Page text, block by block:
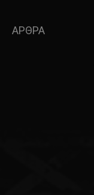
ΑΡΘΡΑ